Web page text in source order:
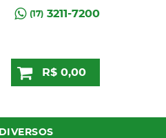
(17)3211-7200
R$ 0,00
DIVERSOS